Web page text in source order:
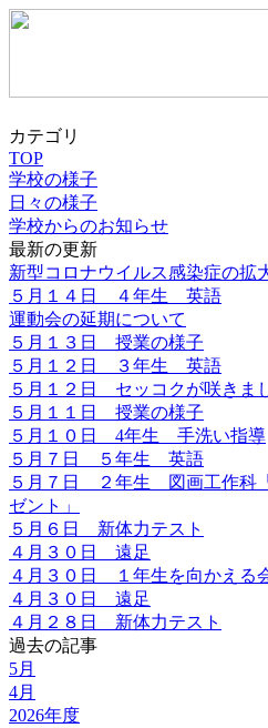
カテゴリ
TOP
学校の様子
日々の様子
学校からのお知らせ
最新の更新
新型コロナウイルス感染症の拡
５月１４日 ４年生 英語
運動会の延期について
５月１３日 授業の様子
５月１２日 ３年生 英語
５月１２日 セッコクが咲きま
５月１１日 授業の様子
５月１０日 4年生 手洗い指導
５月７日 ５年生 英語
５月７日 ２年生 図画工作科
ゼント」
５月６日 新体力テスト
４月３０日 遠足
４月３０日 １年生を向かえる
４月３０日 遠足
４月２８日 新体力テスト
過去の記事
5月
4月
2026年度